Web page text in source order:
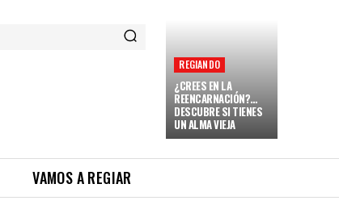
REGIANDO
¿CREES EN LA
REENCARNACIÓN?…
DESCUBRE SI TIENES
UN ALMA VIEJA
VAMOS A REGIAR